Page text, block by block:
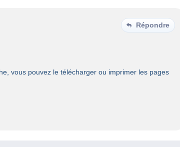
Répondre
vous pouvez le télécharger ou imprimer les pages